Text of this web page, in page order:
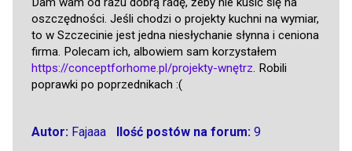
oszczędności. Jeśli chodzi o projekty kuchni na wymiar,
to w Szczecinie jest jedna niesłychanie słynna i ceniona
firma. Polecam ich, albowiem sam korzystałem
https://conceptforhome.pl/projekty-wnętrz. Robili
poprawki po poprzednikach :(
Autor: Fajaaa Ilość postów na forum:9